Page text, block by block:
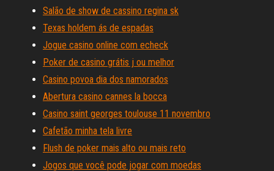
Salão de show de cassino regina sk
Texas holdem ás de espadas
Jogue casino online com echeck
Poker de casino grátis j ou melhor
Casino povoa dia dos namorados
Abertura casino cannes la bocca
Casino saint georges toulouse 11 novembro
Cafetão minha tela livre
Flush de poker mais alto ou mais reto
Jogos que você pode jogar com moedas